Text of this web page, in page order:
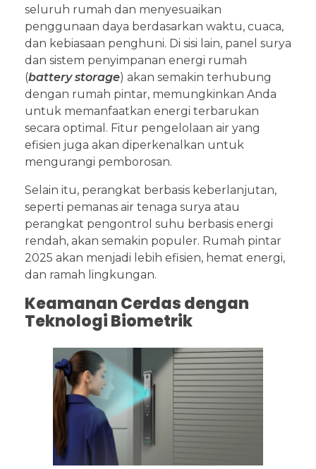
seluruh rumah dan menyesuaikan
penggunaan daya berdasarkan waktu, cuaca,
dan kebiasaan penghuni. Di sisi lain, panel surya
dan sistem penyimpanan energi rumah
(battery storage) akan semakin terhubung
dengan rumah pintar, memungkinkan Anda
untuk memanfaatkan energi terbarukan
secara optimal. Fitur pengelolaan air yang
efisien juga akan diperkenalkan untuk
mengurangi pemborosan.
Selain itu, perangkat berbasis keberlanjutan,
seperti pemanas air tenaga surya atau
perangkat pengontrol suhu berbasis energi
rendah, akan semakin populer. Rumah pintar
2025 akan menjadi lebih efisien, hemat energi,
dan ramah lingkungan.
Keamanan Cerdas dengan
Teknologi Biometrik